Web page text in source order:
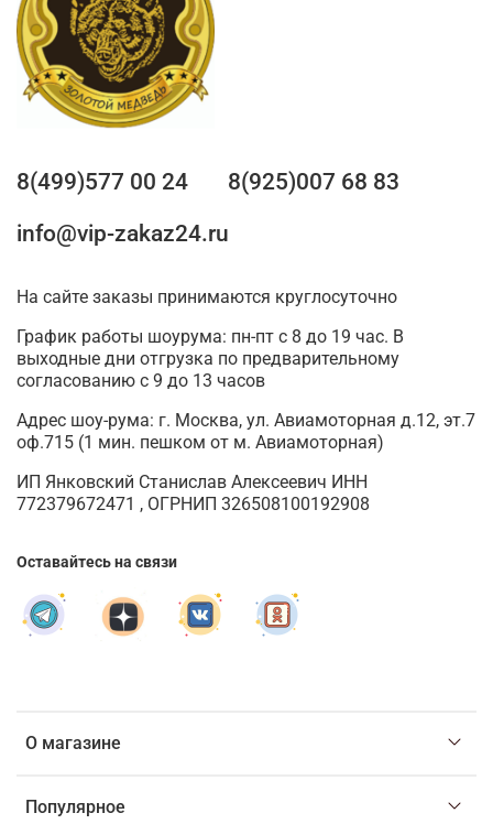
О магазине
Популярное
8(499)577 00 24
8(925)007 68 83
info@vip-zakaz24.ru
На сайте заказы принимаются круглосуточно
График работы шоурума: пн-пт с 8 до 19 час. В
выходные дни отгрузка по предварительному
согласованию с 9 до 13 часов
Адрес шоу-рума: г. Москва, ул. Авиамоторная д.12, эт.7
оф.715 (1 мин. пешком от м. Авиамоторная)
ИП Янковский Станислав Алексеевич ИНН
772379672471 , ОГРНИП 326508100192908
Оставайтесь на связи